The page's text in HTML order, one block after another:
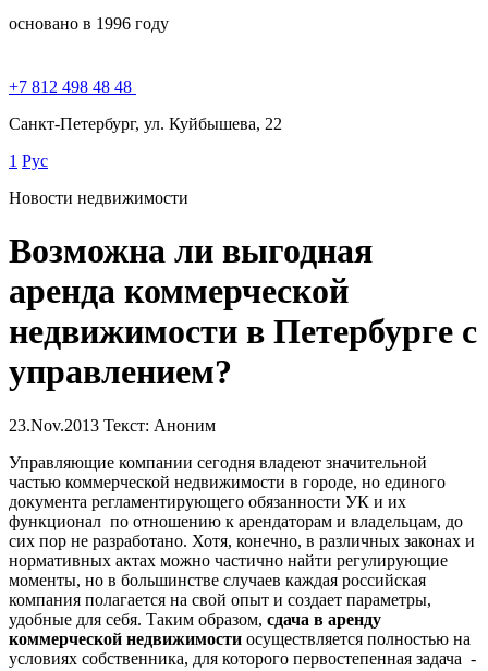
основано в 1996 году
+7 812 498 48 48
Санкт-Петербург, ул. Куйбышева, 22
1 Рус
Новости недвижимости
Возможна ли выгодная
аренда коммерческой
недвижимости в Петербурге с
управлением?
23.Nov.2013 Текст: Аноним
Управляющие компании сегодня владеют значительной
частью коммерческой недвижимости в городе, но единого
документа регламентирующего обязанности УК и их
функционал по отношению к арендаторам и владельцам, до
сих пор не разработано. Хотя, конечно, в различных законах и
нормативных актах можно частично найти регулирующие
моменты, но в большинстве случаев каждая российская
компания полагается на свой опыт и создает параметры,
удобные для себя. Таким образом, сдача в аренду
коммерческой недвижимости осуществляется полностью на
условиях собственника, для которого первостепенная задача -